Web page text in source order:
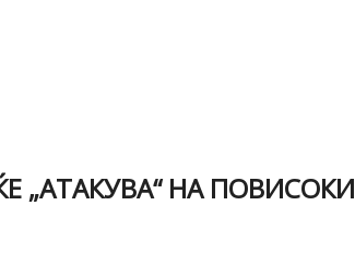
„АТАКУВА“ НА ПОВИСОКИ